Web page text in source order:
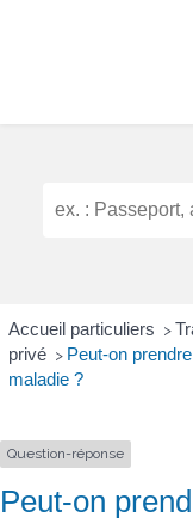
Accueil particuliers >
privé > Peut-on
maladie ?
Question-réponse
Peut-on